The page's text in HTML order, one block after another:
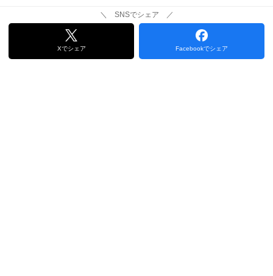
＼ SNSでシェア ／
Xでシェア Facebookでシェア